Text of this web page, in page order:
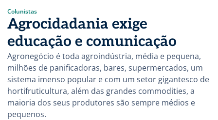
Colunistas
Agrocidadania exige
educação e comunicação
Agronegócio é toda agroindústria, média e pequena,
milhões de panificadoras, bares, supermercados, um
sistema imenso popular e com um setor gigantesco de
hortifruticultura, além das grandes commodities, a
maioria dos seus produtores são sempre médios e
pequenos.